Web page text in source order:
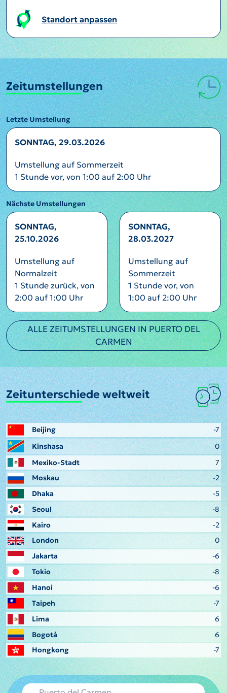
Standort anpassen
Zeitumstellungen
Letzte Umstellung
SONNTAG, 29.03.2026
Umstellung auf Sommerzeit
1 Stunde vor, von 1:00 auf 2:00 Uhr
Nächste Umstellungen
SONNTAG,
25.10.2026
Umstellung auf
Normalzeit
1 Stunde zurück, von
2:00 auf 1:00 Uhr
SONNTAG,
28.03.2027
Umstellung auf
Sommerzeit
1 Stunde vor, von
1:00 auf 2:00 Uhr
ALLE ZEITUMSTELLUNGEN IN PUERTO DEL
CARMEN
Zeitunterschiede weltweit
Beijing
-7
Kinshasa
0
Mexiko-Stadt
7
Moskau
-2
Dhaka
-5
Seoul
-8
Kairo
-2
London
0
Jakarta
-6
Tokio
-8
Hanoi
-6
Taipeh
-7
Lima
6
Bogotá
6
Hongkong
-7